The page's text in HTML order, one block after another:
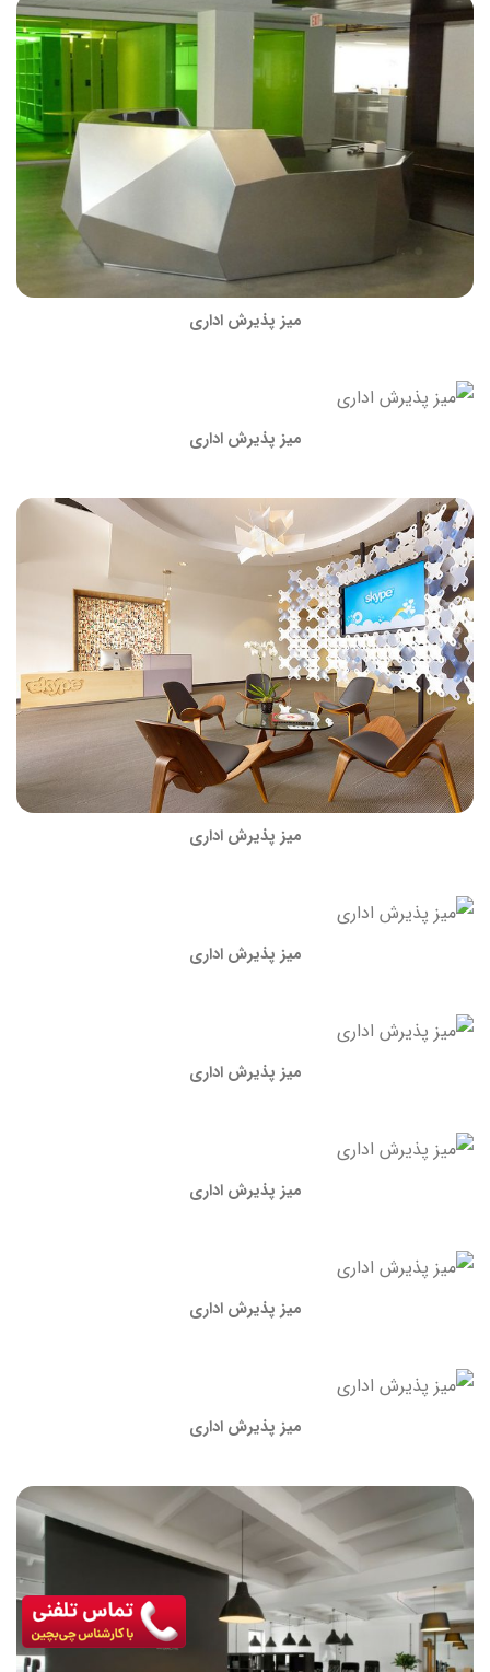
میز پذیرش اداری
میز پذیرش اداری
میز پذیرش اداری
میز پذیرش اداری
میز پذیرش اداری
میز پذیرش اداری
میز پذیرش اداری
میز پذیرش اداری